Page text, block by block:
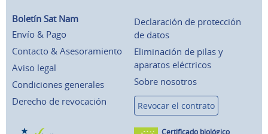
Boletín Sat Nam
Envío & Pago
Contacto & Asesoramiento
Aviso legal
Condiciones generales
Derecho de revocación
Declaración de protección
de datos
Eliminación de pilas y
aparatos eléctricos
Sobre nosotros
Revocar el contrato